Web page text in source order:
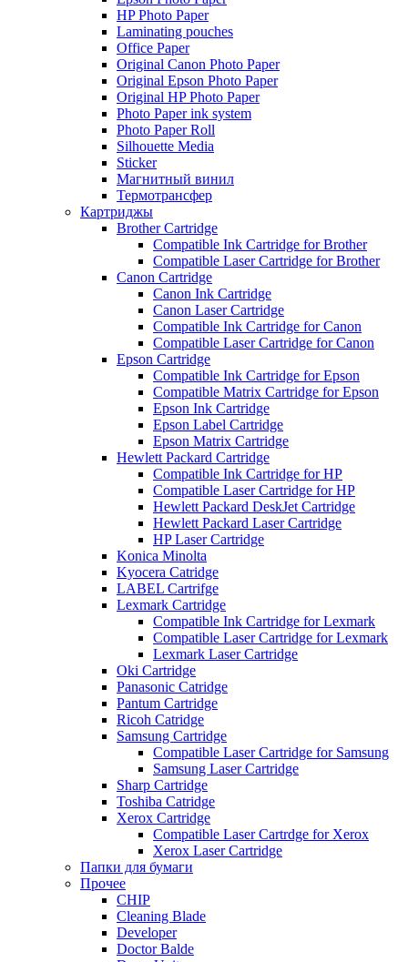
HP Photo Paper
Laminating pouches
Office Paper
Original Canon Photo Paper
Original Epson Photo Paper
Original HP Photo Paper
Photo Paper ink system
Photo Paper Roll
Silhouette Media
Sticker
Магнитный винил
Термотрансфер
Картриджы
Brother Cartridge
Compatible Ink Cartridge for Brother
Compatible Laser Cartridge for Brother
Canon Cartridge
Canon Ink Cartridge
Canon Laser Cartridge
Compatible Ink Cartridge for Canon
Compatible Laser Cartridge for Canon
Epson Cartridge
Compatible Ink Cartridge for Epson
Compatible Matrix Cartridge for Epson
Epson Ink Cartridge
Epson Label Cartridge
Epson Matrix Cartridge
Hewlett Packard Cartridge
Compatible Ink Cartridge for HP
Compatible Laser Cartridge for HP
Hewlett Packard DeskJet Cartridge
Hewlett Packard Laser Cartridge
HP Laser Cartridge
Konica Minolta
Kyocera Catridge
LABEL Cartrifge
Lexmark Cartridge
Compatible Ink Cartridge for Lexmark
Compatible Laser Cartridge for Lexmark
Lexmark Laser Cartridge
Oki Cartridge
Panasonic Catridge
Pantum Cartridge
Ricoh Catridge
Samsung Cartridge
Compatible Laser Cartridge for Samsung
Samsung Laser Cartridge
Sharp Cartridge
Toshiba Catridge
Xerox Cartridge
Compatible Laser Cartrdge for Xerox
Xerox Laser Cartridge
Папки для бумаги
Прочее
CHIP
Cleaning Blade
Developer
Doctor Balde